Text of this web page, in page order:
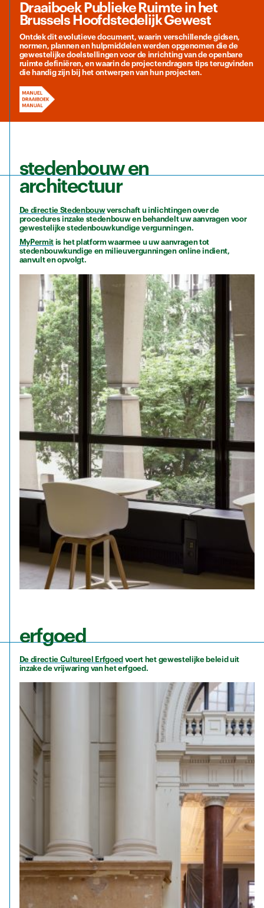
Draaiboek Publieke Ruimte in het
Brussels Hoofdstedelijk Gewest
Ontdek dit evolutieve document, waarin verschillende gidsen,
normen, plannen en hulpmiddelen werden opgenomen die de
gewestelijke doelstellingen voor de inrichting van de openbare
ruimte definiëren, en waarin de projectendragers tips terugvinden
die handig zijn bij het ontwerpen van hun projecten.
stedenbouw en
architectuur
De directie Stedenbouwverschaft u inlichtingen over de
procedures inzake stedenbouw en behandelt uw aanvragen voor
gewestelijke stedenbouwkundige vergunningen.
MyPermitis het platform waarmee u uw aanvragen tot
stedenbouwkundige en milieuvergunningen online indient,
aanvult en opvolgt.
erfgoed
De directie Cultureel Erfgoed voert het gewestelijke beleid uit
inzake de vrijwaring van het erfgoed.